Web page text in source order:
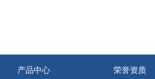
产品中心 荣誉资质